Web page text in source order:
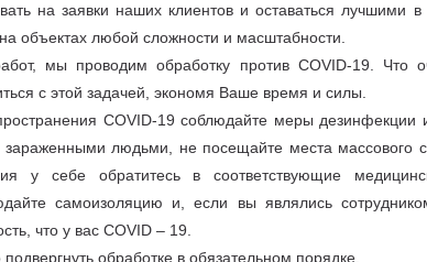
на заявки наших клиентов и оставаться лучшими
объектах любой сложности и масштабности.
мы проводим обработку против COVID-19. Что
с этой задачей, экономя Ваше время и силы.
COVID-19 соблюдайте меры дезинфекции
зараженными людьми, не посещайте места массового
у себе обратитесь в соответствующие
самоизоляцию и, если вы являлись
что у вас COVID – 19.
обработке в обязательном порядке.